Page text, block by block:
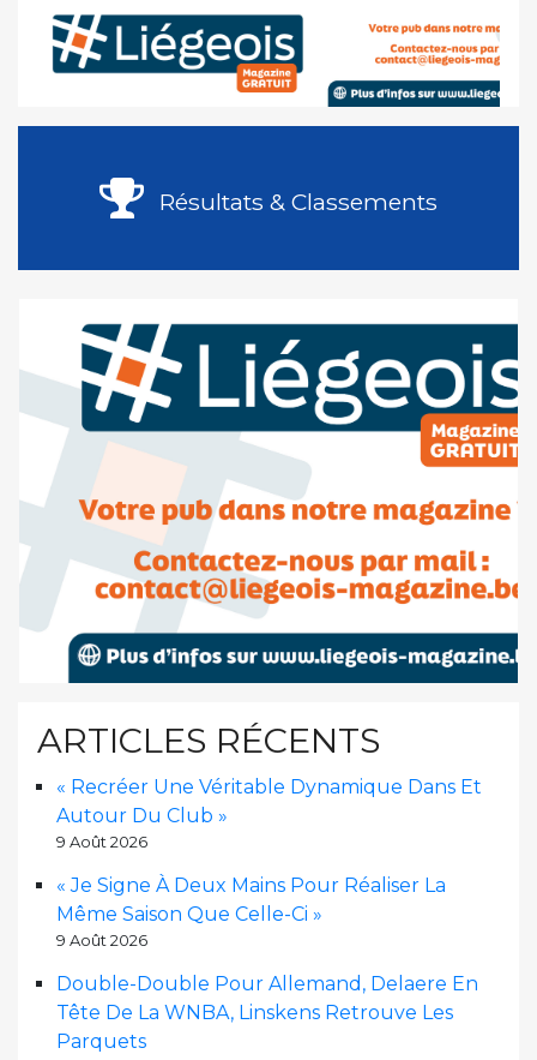
Résultats & Classements
ARTICLES RÉCENTS
« Recréer Une Véritable Dynamique Dans Et
Autour Du Club »
9 Août 2026
« Je Signe À Deux Mains Pour Réaliser La
Même Saison Que Celle-Ci »
9 Août 2026
Double-Double Pour Allemand, Delaere En
Tête De La WNBA, Linskens Retrouve Les
Parquets